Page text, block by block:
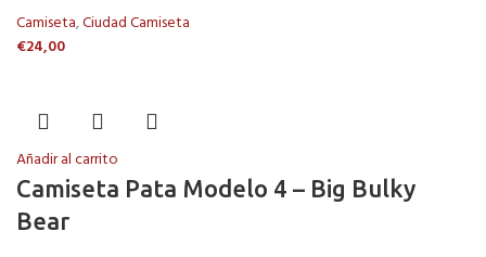
Camiseta,Ciudad Camiseta
€24,00
Añadir al carrito
Camiseta Pata Modelo 4 – Big Bulky
Bear